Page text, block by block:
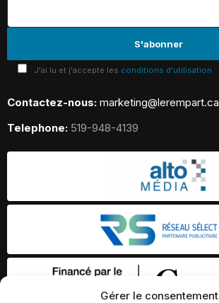
Gérer le consentement
J'ai lu et j'accepte les conditions d'utilisation
Contactez-nous: marketing@lerempart.ca
Telephone: 519-948-4139